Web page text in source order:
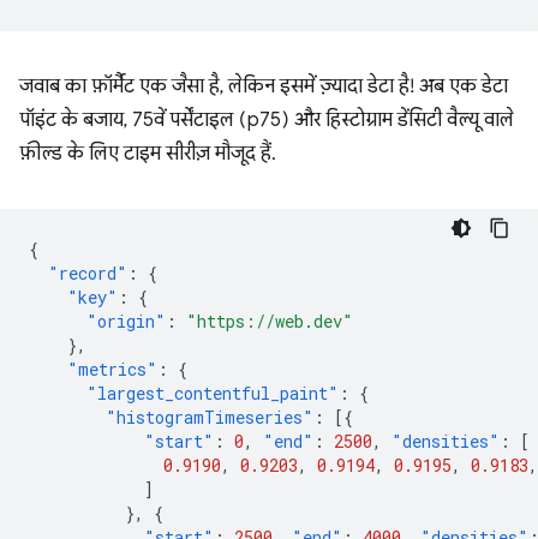
जवाब का फ़ॉर्मैट एक जैसा है, लेकिन इसमें ज़्यादा डेटा है! अब एक डेटा
पॉइंट के बजाय, 75वें पर्सेंटाइल (p75) और हिस्टोग्राम डेंसिटी वैल्यू वाले
फ़ील्ड के लिए टाइम सीरीज़ मौजूद हैं.
{
"record" :
{
"key" :
{
"origin" :
"https://web.dev"
},
"metrics" :
{
"largest_contentful_paint" :
{
"histogramTimeseries" :
[{
"start" : 0, "end" : 2500, "densities" :
[
0.9190, 0.9203, 0.9194, 0.9195, 0.9183,
]
},
{